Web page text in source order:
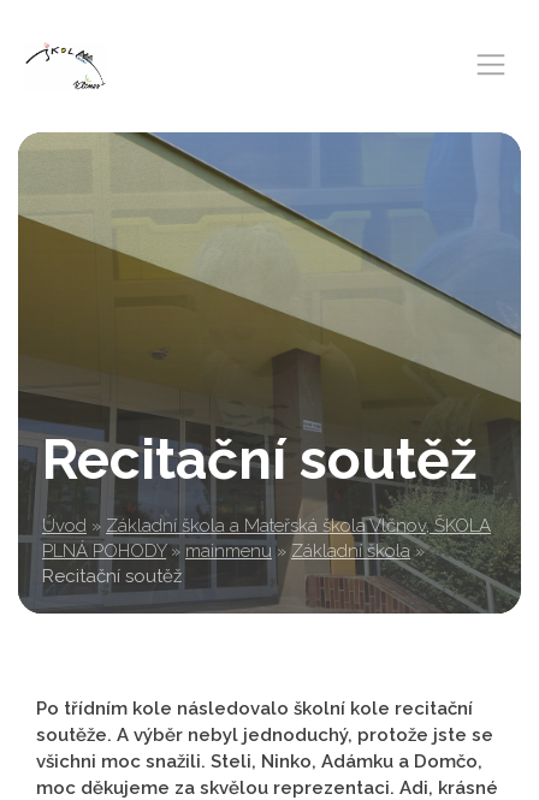
Recitační soutěž
Úvod » Základní škola a Mateřská škola Vlčnov, ŠKOLA
PLNÁ POHODY » mainmenu » Základní škola »
Recitační soutěž
Po třídním kole následovalo školní kole recitační
soutěže. A výběr nebyl jednoduchý, protože jste se
všichni moc snažili. Steli, Ninko, Adámku a Domčo,
moc děkujeme za skvělou reprezentaci. Adi, krásné